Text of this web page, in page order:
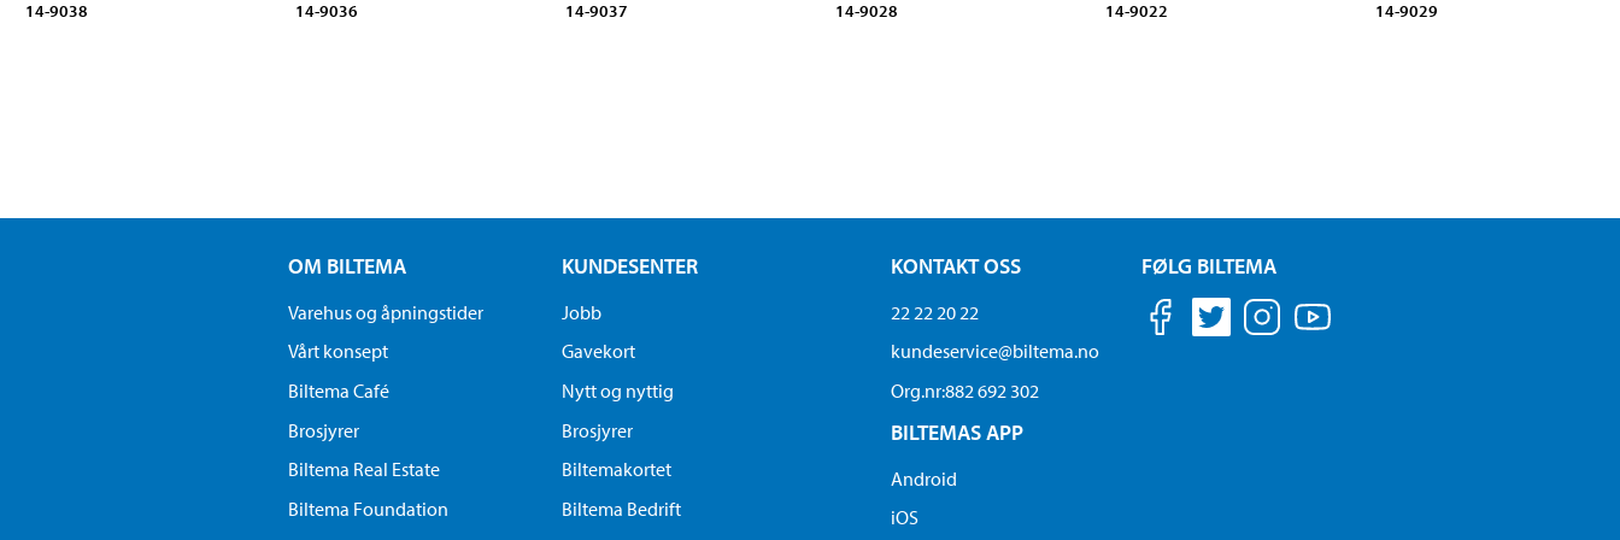
14-9038 14-9036 14-9037 14-9028 14-9022 14-9029
OM BILTEMA
Varehus og åpningstider
Vårt konsept
Biltema Café
Brosjyrer
Biltema Real Estate
Biltema Foundation
KUNDESENTER
Jobb
Gavekort
Nytt og nyttig
Brosjyrer
Biltemakortet
Biltema Bedrift
KONTAKT OSS
22 22 20 22
kundeservice@biltema.no
Org.nr:882 692 302
BILTEMAS APP
Android
iOS
FØLG BILTEMA